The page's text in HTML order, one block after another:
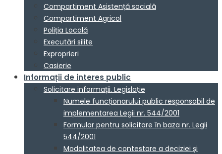
Compartiment Asistență socială
Compartiment Agricol
Poliția Locală
Executări silite
Exproprieri
Casierie
Informații de interes public
Solicitare informații. Legislație
Numele funcționarului public responsabil de
implementarea Legii nr. 544/2001
Formular pentru solicitare în baza nr. Legii
544/2001
Modalitatea de contestare a deciziei și